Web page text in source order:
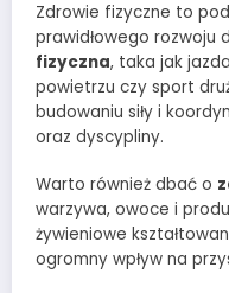
Zdrowie fizyczne to
prawidłowego rozwoju
fizyczna, taka jak
powietrzu czy sport
budowaniu siły i
oraz dyscypliny.
Warto również dbać o
warzywa, owoce i
żywieniowe
ogromny wpływ na